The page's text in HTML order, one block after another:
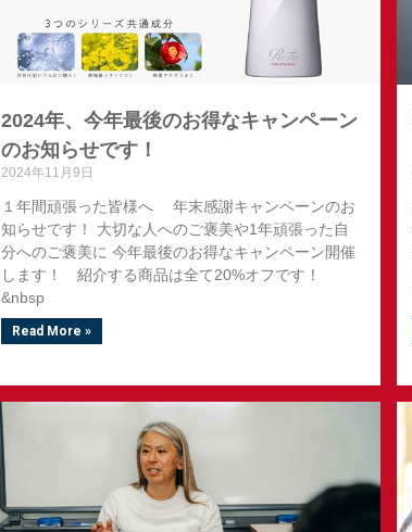
2024年、今年最後のお得なキャンペーン
のお知らせです！
2024年11月9日
１年間頑張った皆様へ 年末感謝キャンペーンのお
知らせです！ 大切な人へのご褒美や1年頑張った自
分へのご褒美に 今年最後のお得なキャンペーン開催
します！ 紹介する商品は全て20%オフです！
&nbsp
Read More »